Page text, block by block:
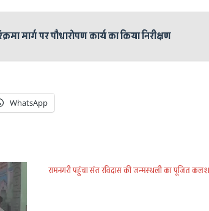
मार्ग पर पौधारोपण कार्य का किया निरीक्षण
WhatsApp
रामनगरी पहुंचा संत रविदास की जन्मस्थली का पूजित कलश